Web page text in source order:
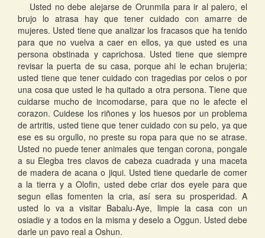
Usted no debe alejarse de Orunmila para ir al palero, el
brujo lo atrasa hay que tener cuidado con amarre de
mujeres. Usted tiene que analizar los fracasos que ha tenido
para que no vuelva a caer en ellos, ya que usted es una
persona obstinada y caprichosa. Usted tiene que siempre
revisar la puerta de su casa, porque ahi le echan brujeria;
usted tiene que tener cuidado con tragedias por celos o por
una cosa que usted le ha quitado a otra persona. Tiene que
cuidarse mucho de incomodarse, para que no le afecte el
corazon. Cuidese los riñones y los huesos por un problema
de artritis, usted tiene que tener cuidado con su pelo, ya que
ese es su orgullo, no preste su ropa para que no se atrase.
Usted no puede tener animales que tengan corona, pongale
a su Elegba tres clavos de cabeza cuadrada y una maceta
de madera de acana o jiqui. Usted tiene quedarle de comer
a la tierra y a Olofin, usted debe criar dos eyele para que
segun ellas fomenten la cria, así sera su prosperidad. A
usted lo va a visitar Babalu-Aye, limpie la casa con un
osiadie y a todos en la misma y deselo a Oggun. Usted debe
darle un pavo real a Oshun.